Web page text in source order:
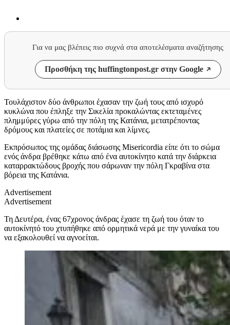
Για να μας βλέπεις πιο συχνά στα αποτελέσματα αναζήτησης
Προσθήκη της huffingtonpost.gr στην Google
Τουλάχιστον δύο άνθρωποι έχασαν την ζωή τους από ισχυρό
κυκλώνα που έπληξε την Σικελία προκαλώντας εκτεταμένες
πλημμύρες γύρω από την πόλη της Κατάνια, μετατρέποντας
δρόμους και πλατείες σε ποτάμια και λίμνες.
Εκπρόσωπος της ομάδας διάσωσης Misericordia είπε ότι το σώμα
ενός άνδρα βρέθηκε κάτω από ένα αυτοκίνητο κατά την διάρκεια
καταρρακτώδους βροχής που σάρωναν την πόλη Γκραβίνα στα
βόρεια της Κατάνια.
Advertisement
Advertisement
Τη Δευτέρα, ένας 67χρονος άνδρας έχασε τη ζωή του όταν το
αυτοκίνητό του χτυπήθηκε από ορμητικά νερά με την γυναίκα του
να εξακολουθεί να αγνοείται.